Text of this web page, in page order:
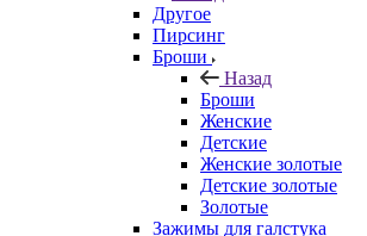
Другое
Пирсинг
Броши
Назад
Броши
Женские
Детские
Женские золотые
Детские золотые
Золотые
Зажимы для галстука